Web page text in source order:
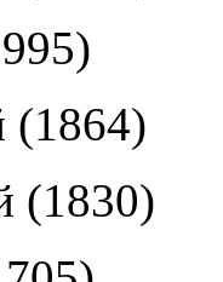
(1864)
(1830)